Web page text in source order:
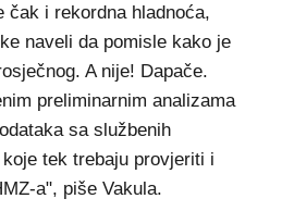
čak i rekordna hladnoća,
naveli da pomisle kako je
A nije! Dapače.
preliminarnim analizama
sa službenih
tek trebaju provjeriti i
a", piše Vakula.